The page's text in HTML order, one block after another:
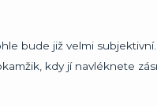
bude již velmi
kdy jí navléknete